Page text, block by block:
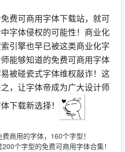
费可商用字体下载站，就可
字体侵权的可能性！商业化
引擎也早已被这类商业化字
能够知道的免费可商用字体
被碰瓷式字体维权敲诈！这
，让字体帝成为广大设计师
下载新选择！
商用的字体，160个字型！
个字型的免费可商用字体合集！